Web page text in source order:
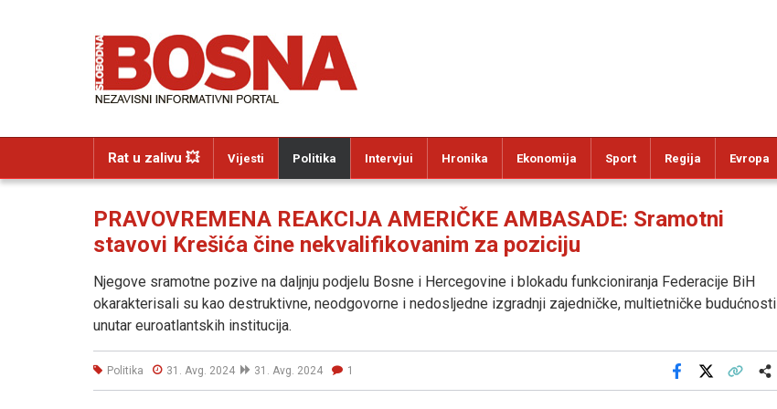
Rat u zalivu 💥 Vijesti Politika Intervjui Hronika Ekonomija Sport Regija Evropa
PRAVOVREMENA REAKCIJA AMERIČKE AMBASADE: Sramotni
stavovi Krešića čine nekvalifikovanim za poziciju
Njegove sramotne pozive na daljnju podjelu Bosne i Hercegovine i blokadu funkcioniranja Federacije BiH
okarakterisali su kao destruktivne, neodgovorne i nedosljedne izgradnji zajedničke, multietničke budućnosti
unutar euroatlantskih institucija.
Politika 31. Avg. 2024 31. Avg. 2024 1
Facebook